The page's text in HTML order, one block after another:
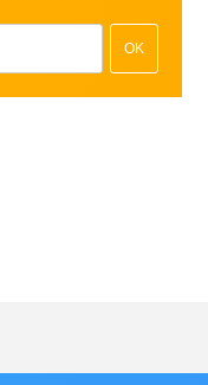
OK